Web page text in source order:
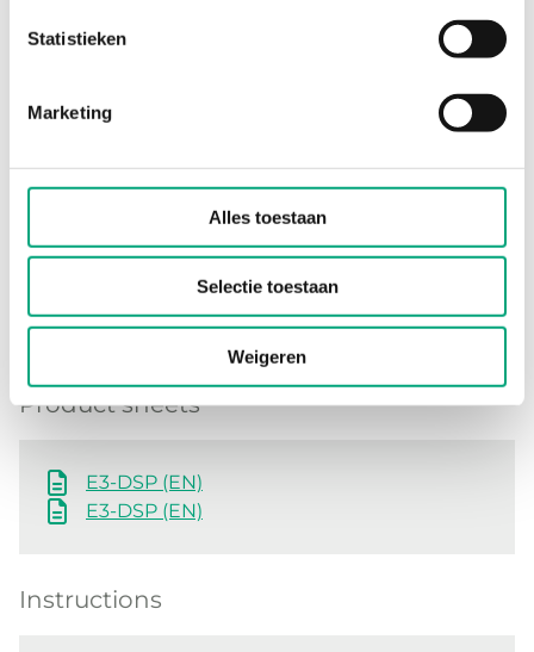
Statistieken
Marketing
Alles toestaan
Selectie toestaan
Weigeren
Software en documentatie
Product sheets
E3-DSP (EN)
E3-DSP (EN)
Instructions